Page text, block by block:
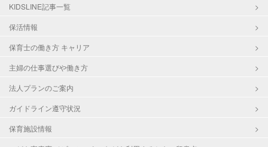
KIDSLINE記事一覧
保活情報
保育士の働き方 キャリア
主婦の仕事選びや働き方
法人プランのご案内
ガイドライン遵守状況
保育施設情報